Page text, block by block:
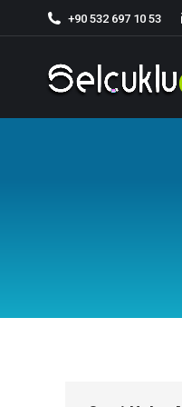
+90 532 697 10 53